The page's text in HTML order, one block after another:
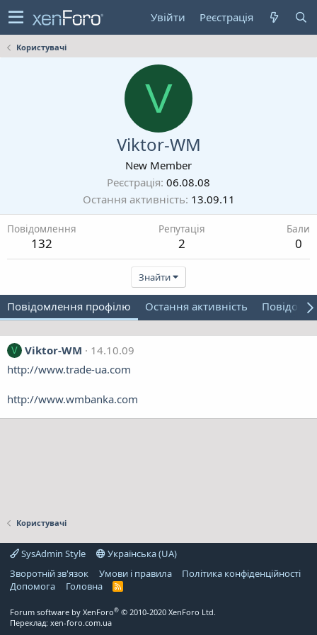
Увійти Реєстрація
Користувачі
V
Viktor-WM
New Member
Реєстрація 06.08.08
Остання активність 13.09.11
Повідомлення
132
Репутація
2
Бали
0
Знайти
Повідомлення профілю Остання активність
V Viktor-WM
14.10.09
http://www.trade-ua.com
http://www.wmbanka.com
Користувачі
SysAdmin Style
Українська (UA)
Зворотній зв'язок
Умови і правила
Політика конфіденційності
Дoпoмoга
Головна
R
Forum software by XenForo® © 2010-2020 XenForo Ltd.
Переклад: xen-foro.com.ua